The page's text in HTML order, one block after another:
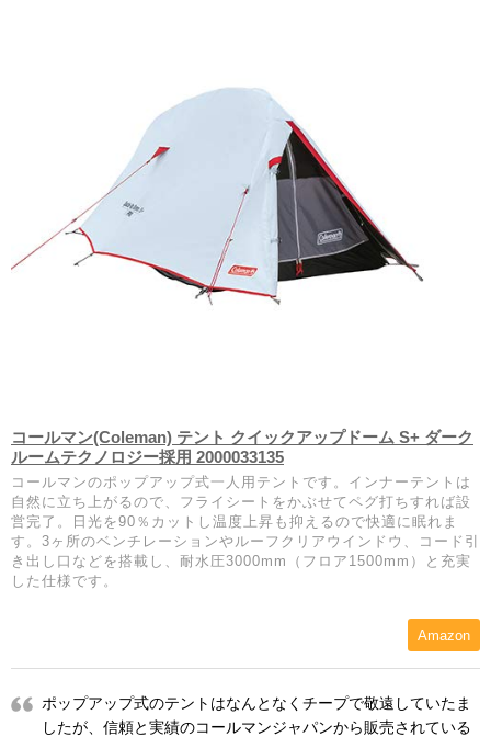
コールマン(Coleman) テント クイックアップドーム S+ ダーク
ルームテクノロジー採用 2000033135
コールマンのポップアップ式一人用テントです。インナーテントは
自然に立ち上がるので、フライシートをかぶせてペグ打ちすれば設
営完了。日光を90％カットし温度上昇も抑えるので快適に眠れま
す。3ヶ所のベンチレーションやルーフクリアウインドウ、コード引
き出し口などを搭載し、耐水圧3000mm（フロア1500mm）と充実
した仕様です。
Amazon
ポップアップ式のテントはなんとなくチープで敬遠していたま
したが、信頼と実績のコールマンジャパンから販売されている